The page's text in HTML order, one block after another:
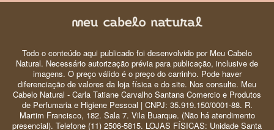
Todo o conteúdo aqui publicado foi desenvolvido por Meu Cabelo
Natural. Necessário autorização prévia para publicação, inclusive de
imagens. O preço válido é o preço do carrinho. Pode haver
diferenciação de valores da loja física e do site. Nos consulte. Meu
Cabelo Natural - Carla Tatiane Carvalho Santana Comercio e Produtos
de Perfumaria e Higiene Pessoal | CNPJ: 35.919.150/0001-88. R.
Martim Francisco, 182. Sala 7. Vila Buarque. (Não há atendimento
presencial). Telefone (11) 2506-5815. LOJAS FÍSICAS: Unidade Santa